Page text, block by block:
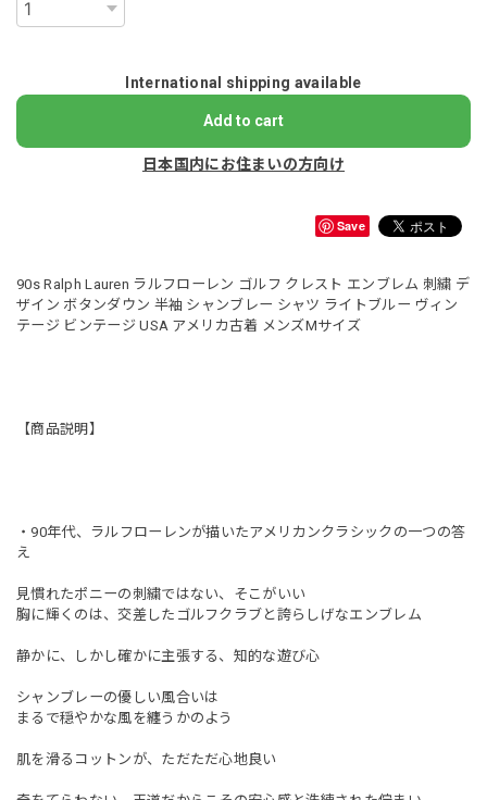
International shipping available
Add to cart
日本国内にお住まいの方向け
Save
90s Ralph Lauren ラルフローレン ゴルフ クレスト エンブレム 刺繍 デ
ザイン ボタンダウン 半袖 シャンブレー シャツ ライトブルー ヴィン
テージ ビンテージ USA アメリカ古着 メンズMサイズ
【商品説明】
・90年代、ラルフローレンが描いたアメリカンクラシックの一つの答
え
見慣れたポニーの刺繍ではない、そこがいい
胸に輝くのは、交差したゴルフクラブと誇らしげなエンブレム
静かに、しかし確かに主張する、知的な遊び心
シャンブレーの優しい風合いは
まるで穏やかな風を纏うかのよう
肌を滑るコットンが、ただただ心地良い